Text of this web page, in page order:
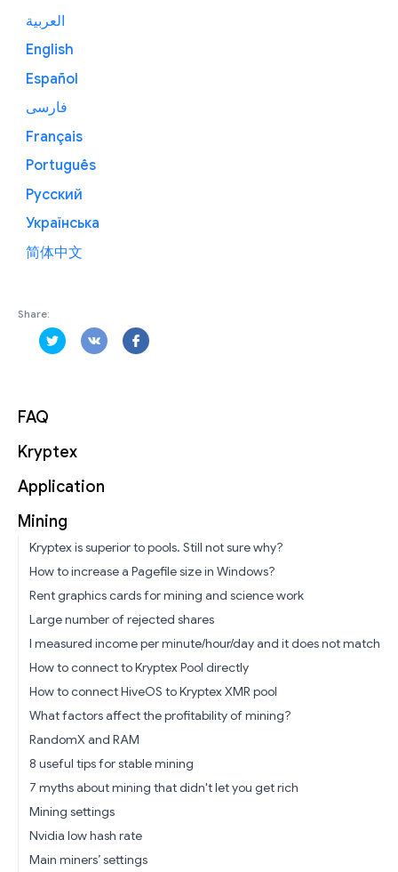
FAQ
Kryptex
Application
Mining
Kryptex is superior to pools. Still not sure why?
How to increase a Pagefile size in Windows?
Rent graphics cards for mining and science work
Large number of rejected shares
I measured income per minute/hour/day and it does not match
How to connect to Kryptex Pool directly
How to connect HiveOS to Kryptex XMR pool
What factors affect the profitability of mining?
RandomX and RAM
8 useful tips for stable mining
7 myths about mining that didn't let you get rich
Mining settings
Nvidia low hash rate
Main miners’ settings
العربية
English
Español
فارسی
Français
Português
Русский
Українська
简体中文
Share: